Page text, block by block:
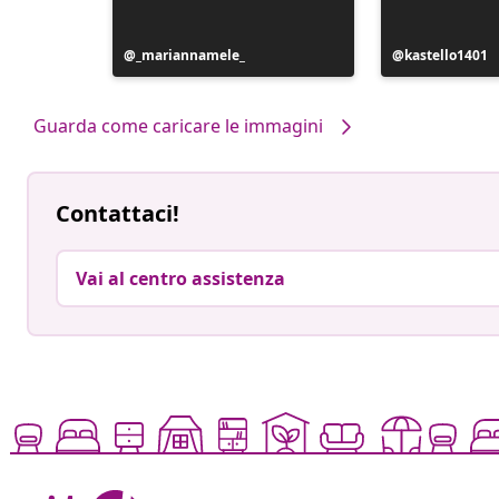
Post
pubblicato
_mariannamele_
Post
pubblicato
kastello1401
Guarda come caricare le immagini
Contattaci!
Vai al centro assistenza